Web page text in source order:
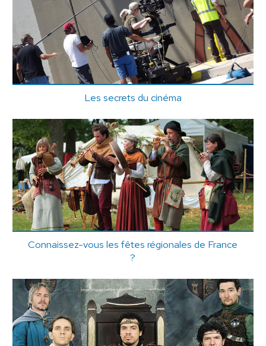
Les secrets du cinéma
Connaissez-vous les fêtes régionales de France
?